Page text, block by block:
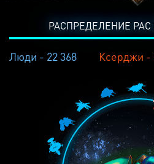
РАСПРЕДЕЛЕНИЕ
Люди - 22 368 Ксерджи -